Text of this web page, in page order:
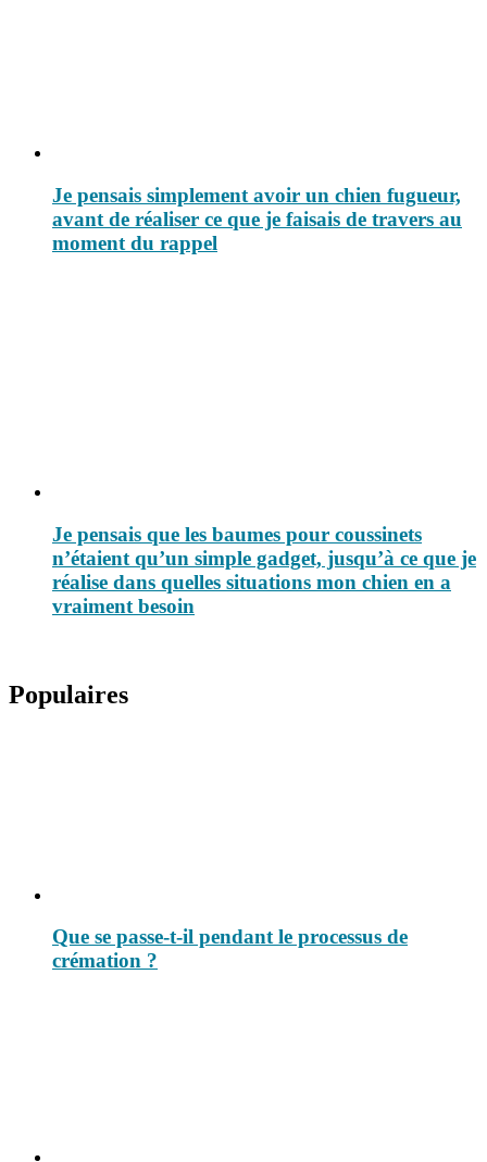
Je pensais simplement avoir un chien fugueur,
avant de réaliser ce que je faisais de travers au
moment du rappel
Je pensais que les baumes pour coussinets
n’étaient qu’un simple gadget, jusqu’à ce que je
réalise dans quelles situations mon chien en a
vraiment besoin
Populaires
Que se passe-t-il pendant le processus de
crémation ?